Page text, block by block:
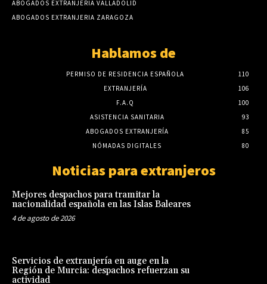
ABOGADOS EXTRANJERIA VALLADOLID
ABOGADOS EXTRANJERIA ZARAGOZA
Hablamos de
PERMISO DE RESIDENCIA ESPAÑOLA
110
EXTRANJERÍA
106
F.A.Q
100
ASISTENCIA SANITARIA
93
ABOGADOS EXTRANJERÍA
85
NÓMADAS DIGITALES
80
Noticias para extranjeros
Mejores despachos para tramitar la
nacionalidad española en las Islas Baleares
4 de agosto de 2026
Servicios de extranjería en auge en la
Región de Murcia: despachos refuerzan su
actividad